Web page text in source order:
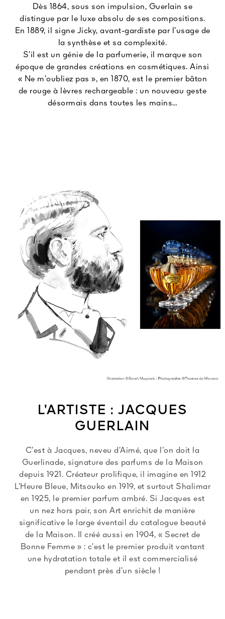
Dès 1864, sous son impulsion, Guerlain se
distingue par le luxe absolu de ses compositions.
En 1889, il signe Jicky, avant-gardiste par l’usage de
la synthèse et sa complexité.
S’il est un génie de la parfumerie, il marque son
époque de grandes créations en cosmétiques. Ainsi
« Ne m’oubliez pas », en 1870, est le premier bâton
de rouge à lèvres rechargeable : un nouveau geste
désormais dans toutes les mains…
L’ARTISTE : JACQUES
GUERLAIN
C’est à Jacques, neveu d’Aimé, que l’on doit la
Guerlinade, signature des parfums de la Maison
depuis 1921. Créateur prolifique, il imagine en 1912
L’Heure Bleue, Mitsouko en 1919, et surtout Shalimar
en 1925, le premier parfum ambré. Si Jacques est
un nez hors pair, son Art enrichit de manière
significative le large éventail du catalogue beauté
de la Maison. Il créé aussi en 1904, « Secret de
Bonne Femme » : c’est le premier produit vantant
une hydratation totale et il est commercialisé
pendant près d’un siècle !